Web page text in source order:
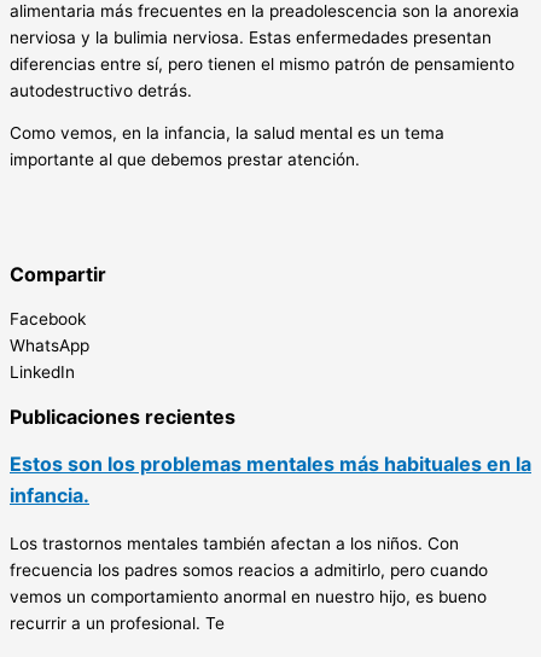
alimentaria más frecuentes en la preadolescencia son la anorexia
nerviosa y la bulimia nerviosa. Estas enfermedades presentan
diferencias entre sí, pero tienen el mismo patrón de pensamiento
autodestructivo detrás.
Como vemos, en la infancia, la salud mental es un tema
importante al que debemos prestar atención.
Compartir
Facebook
WhatsApp
LinkedIn
Publicaciones recientes
Estos son los problemas mentales más habituales en la
infancia.
Los trastornos mentales también afectan a los niños. Con
frecuencia los padres somos reacios a admitirlo, pero cuando
vemos un comportamiento anormal en nuestro hijo, es bueno
recurrir a un profesional. Te